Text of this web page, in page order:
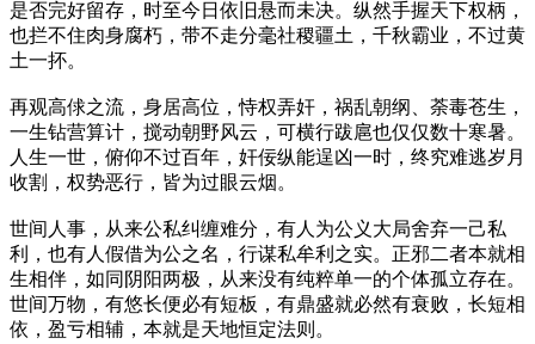
是否完好留存，时至今日依旧悬而未决。纵然手握天下权柄，
也拦不住肉身腐朽，带不走分毫社稷疆土，千秋霸业，不过黄
土一抔。
再观高俅之流，身居高位，恃权弄奸，祸乱朝纲、荼毒苍生，
一生钻营算计，搅动朝野风云，可横行跋扈也仅仅数十寒暑。
人生一世，俯仰不过百年，奸佞纵能逞凶一时，终究难逃岁月
收割，权势恶行，皆为过眼云烟。
世间人事，从来公私纠缠难分，有人为公义大局舍弃一己私
利，也有人假借为公之名，行谋私牟利之实。正邪二者本就相
生相伴，如同阴阳两极，从来没有纯粹单一的个体孤立存在。
世间万物，有悠长便必有短板，有鼎盛就必然有衰败，长短相
依，盈亏相辅，本就是天地恒定法则。